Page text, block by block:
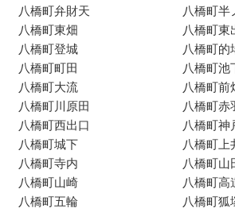
八橋町弁財天
八橋町半
八橋町東畑
八橋町東
八橋町登城
八橋町的
八橋町町田
八橋町池
八橋町大流
八橋町前
八橋町川原田
八橋町赤
八橋町西出口
八橋町神
八橋町城下
八橋町上
八橋町寺内
八橋町山
八橋町山崎
八橋町高
八橋町五輪
八橋町狐